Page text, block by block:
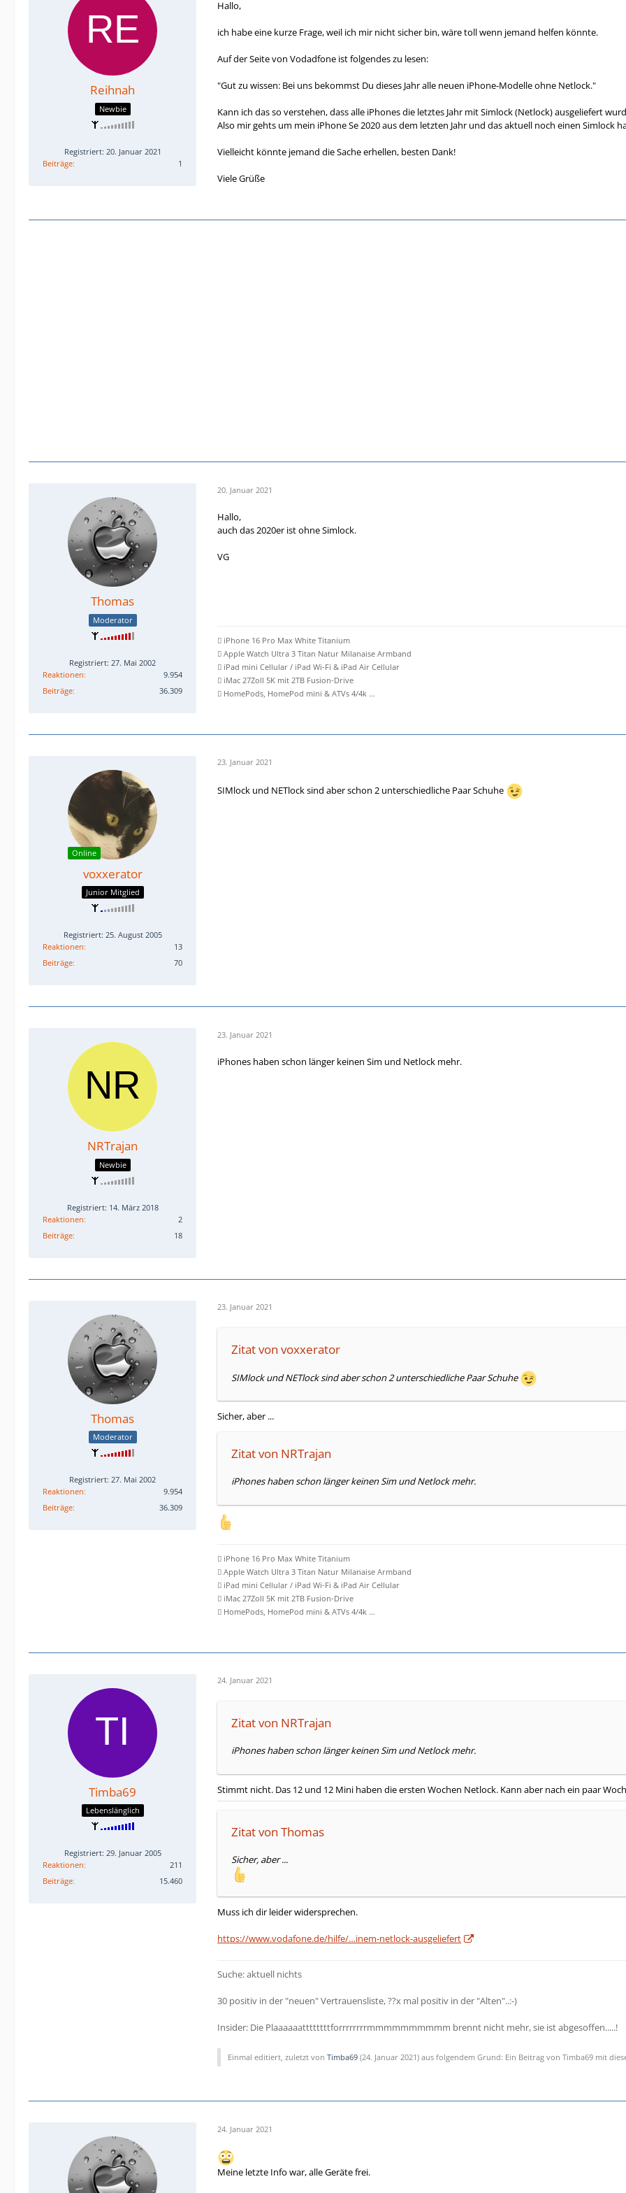
Reihnah
Newbie
Registriert: 20. Januar 2021
Beiträge
1
Hallo,
ich habe eine kurze Frage, weil ich mir nicht sicher bin, wäre toll wenn jemand helfen könnte.
Auf der Seite von Vodadfone ist folgendes zu lesen:
"Gut zu wissen: Bei uns bekommst Du dieses Jahr alle neuen iPhone-Modelle ohne Netlock."
Kann ich das so verstehen, dass alle iPhones die letztes Jahr mit Simlock (Netlock) ausgeliefert
Also mir gehts um mein iPhone Se 2020 aus dem letzten Jahr und das aktuell noch einen Simlock
Vielleicht könnte jemand die Sache erhellen, besten Dank!
Viele Grüße
Thomas
Moderator
Registriert: 27. Mai 2002
Reaktionen
9.954
Beiträge
36.309
20. Januar 2021
Hallo,
auch das 2020er ist ohne Simlock.
VG
 iPhone 16 Pro Max White Titanium
 Apple Watch Ultra 3 Titan Natur Milanaise Armband
 iPad mini Cellular / iPad Wi-Fi & iPad Air Cellular
 iMac 27Zoll 5K mit 2TB Fusion-Drive
 HomePods, HomePod mini & ATVs 4/4k …
Online
voxxerator
Junior Mitglied
Registriert: 25. August 2005
Reaktionen
13
Beiträge
70
23. Januar 2021
SIMlock und NETlock sind aber schon 2 unterschiedliche Paar Schuhe
NRTrajan
Newbie
Registriert: 14. März 2018
Reaktionen
2
Beiträge
18
23. Januar 2021
iPhones haben schon länger keinen Sim und Netlock mehr.
Thomas
Moderator
Registriert: 27. Mai 2002
Reaktionen
9.954
Beiträge
36.309
23. Januar 2021
Zitat von voxxerator
SIMlock und NETlock sind aber schon 2 unterschiedliche Paar Schuhe
Sicher, aber ...
Zitat von NRTrajan
iPhones haben schon länger keinen Sim und Netlock mehr.
 iPhone 16 Pro Max White Titanium
 Apple Watch Ultra 3 Titan Natur Milanaise Armband
 iPad mini Cellular / iPad Wi-Fi & iPad Air Cellular
 iMac 27Zoll 5K mit 2TB Fusion-Drive
 HomePods, HomePod mini & ATVs 4/4k …
Timba69
Lebenslänglich
Registriert: 29. Januar 2005
Reaktionen
211
Beiträge
15.460
24. Januar 2021
Zitat von NRTrajan
iPhones haben schon länger keinen Sim und Netlock mehr.
Stimmt nicht. Das 12 und 12 Mini haben die ersten Wochen Netlock. Kann aber nach ein paar
Zitat von Thomas
Sicher, aber ...
Muss ich dir leider widersprechen.
https://www.vodafone.de/hilfe/…inem-netlock-ausgeliefert
Suche: aktuell nichts
30 positiv in der "neuen" Vertrauensliste, ??x mal positiv in der "Alten"..:-)
Insider: Die Plaaaaaattttttttforrrrrrrrmmmmmmmmmm brennt nicht mehr, sie ist abgesoffen.....!
Einmal editiert, zuletzt von Timba69 (24. Januar 2021) aus folgendem Grund: Ein Beitrag von Timba69 mit
24. Januar 2021
Meine letzte Info war, alle Geräte frei.